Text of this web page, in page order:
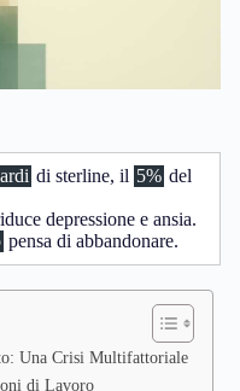
di sterline, il 5% del
depressione e ansia.
pensa di abbandonare.
Una Crisi Multifattoriale
di Lavoro